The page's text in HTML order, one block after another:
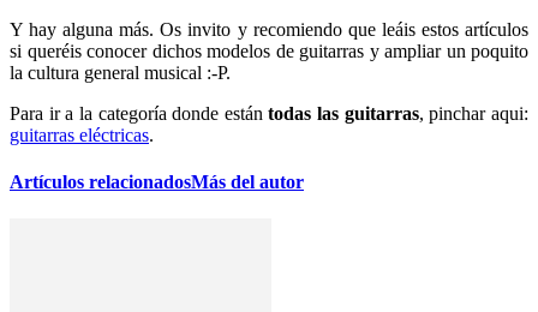
Y hay alguna más. Os invito y recomiendo que leáis estos artículos
si queréis conocer dichos modelos de guitarras y ampliar un poquito
la cultura general musical :-P.
Para ir a la categoría donde estántodas las guitarras, pinchar aqui:
guitarras eléctricas.
Artículos relacionadosMás del autor